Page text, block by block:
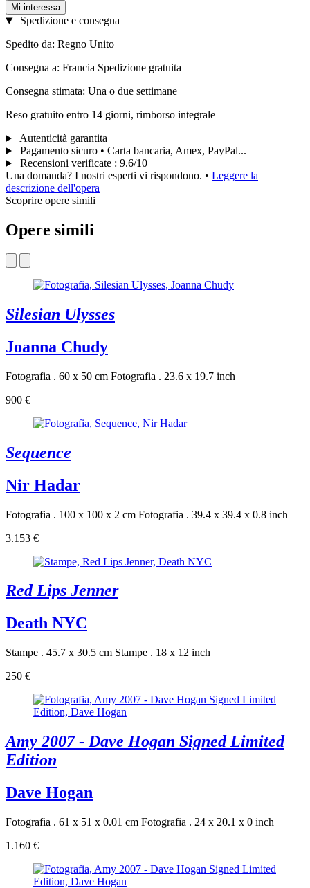
Mi interessa
Spedizione e consegna
Spedito da: Regno Unito
Consegna a: Francia Spedizione gratuita
Consegna stimata: Una o due settimane
Reso gratuito entro 14 giorni, rimborso integrale
Autenticità garantita
Pagamento sicuro • Carta bancaria, Amex, PayPal...
Recensioni verificate : 9.6/10
Una domanda? I nostri esperti vi rispondono. • Leggere la
descrizione dell'opera
Scoprire opere simili
Opere simili
Silesian Ulysses
Joanna Chudy
Fotografia . 60 x 50 cm Fotografia . 23.6 x 19.7 inch
900 €
Sequence
Nir Hadar
Fotografia . 100 x 100 x 2 cm Fotografia . 39.4 x 39.4 x 0.8 inch
3.153 €
Red Lips Jenner
Death NYC
Stampe . 45.7 x 30.5 cm Stampe . 18 x 12 inch
250 €
Amy 2007 - Dave Hogan Signed Limited
Edition
Dave Hogan
Fotografia . 61 x 51 x 0.01 cm Fotografia . 24 x 20.1 x 0 inch
1.160 €